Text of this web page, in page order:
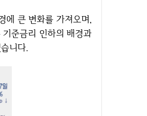
준금리 인하의 배경과
니다.